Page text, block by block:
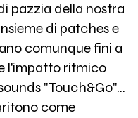
pazzia della nostra
di patches e
comunque fini a
l'impatto ritmico
"Touch&Go"...
come